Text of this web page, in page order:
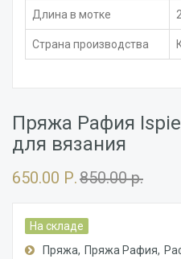
Длина в мотке
Страна производства
Пряжа Рафия
для вязания
650.00 Р.850.00 р.
На складе
Пряжа
Пряжа Рафия